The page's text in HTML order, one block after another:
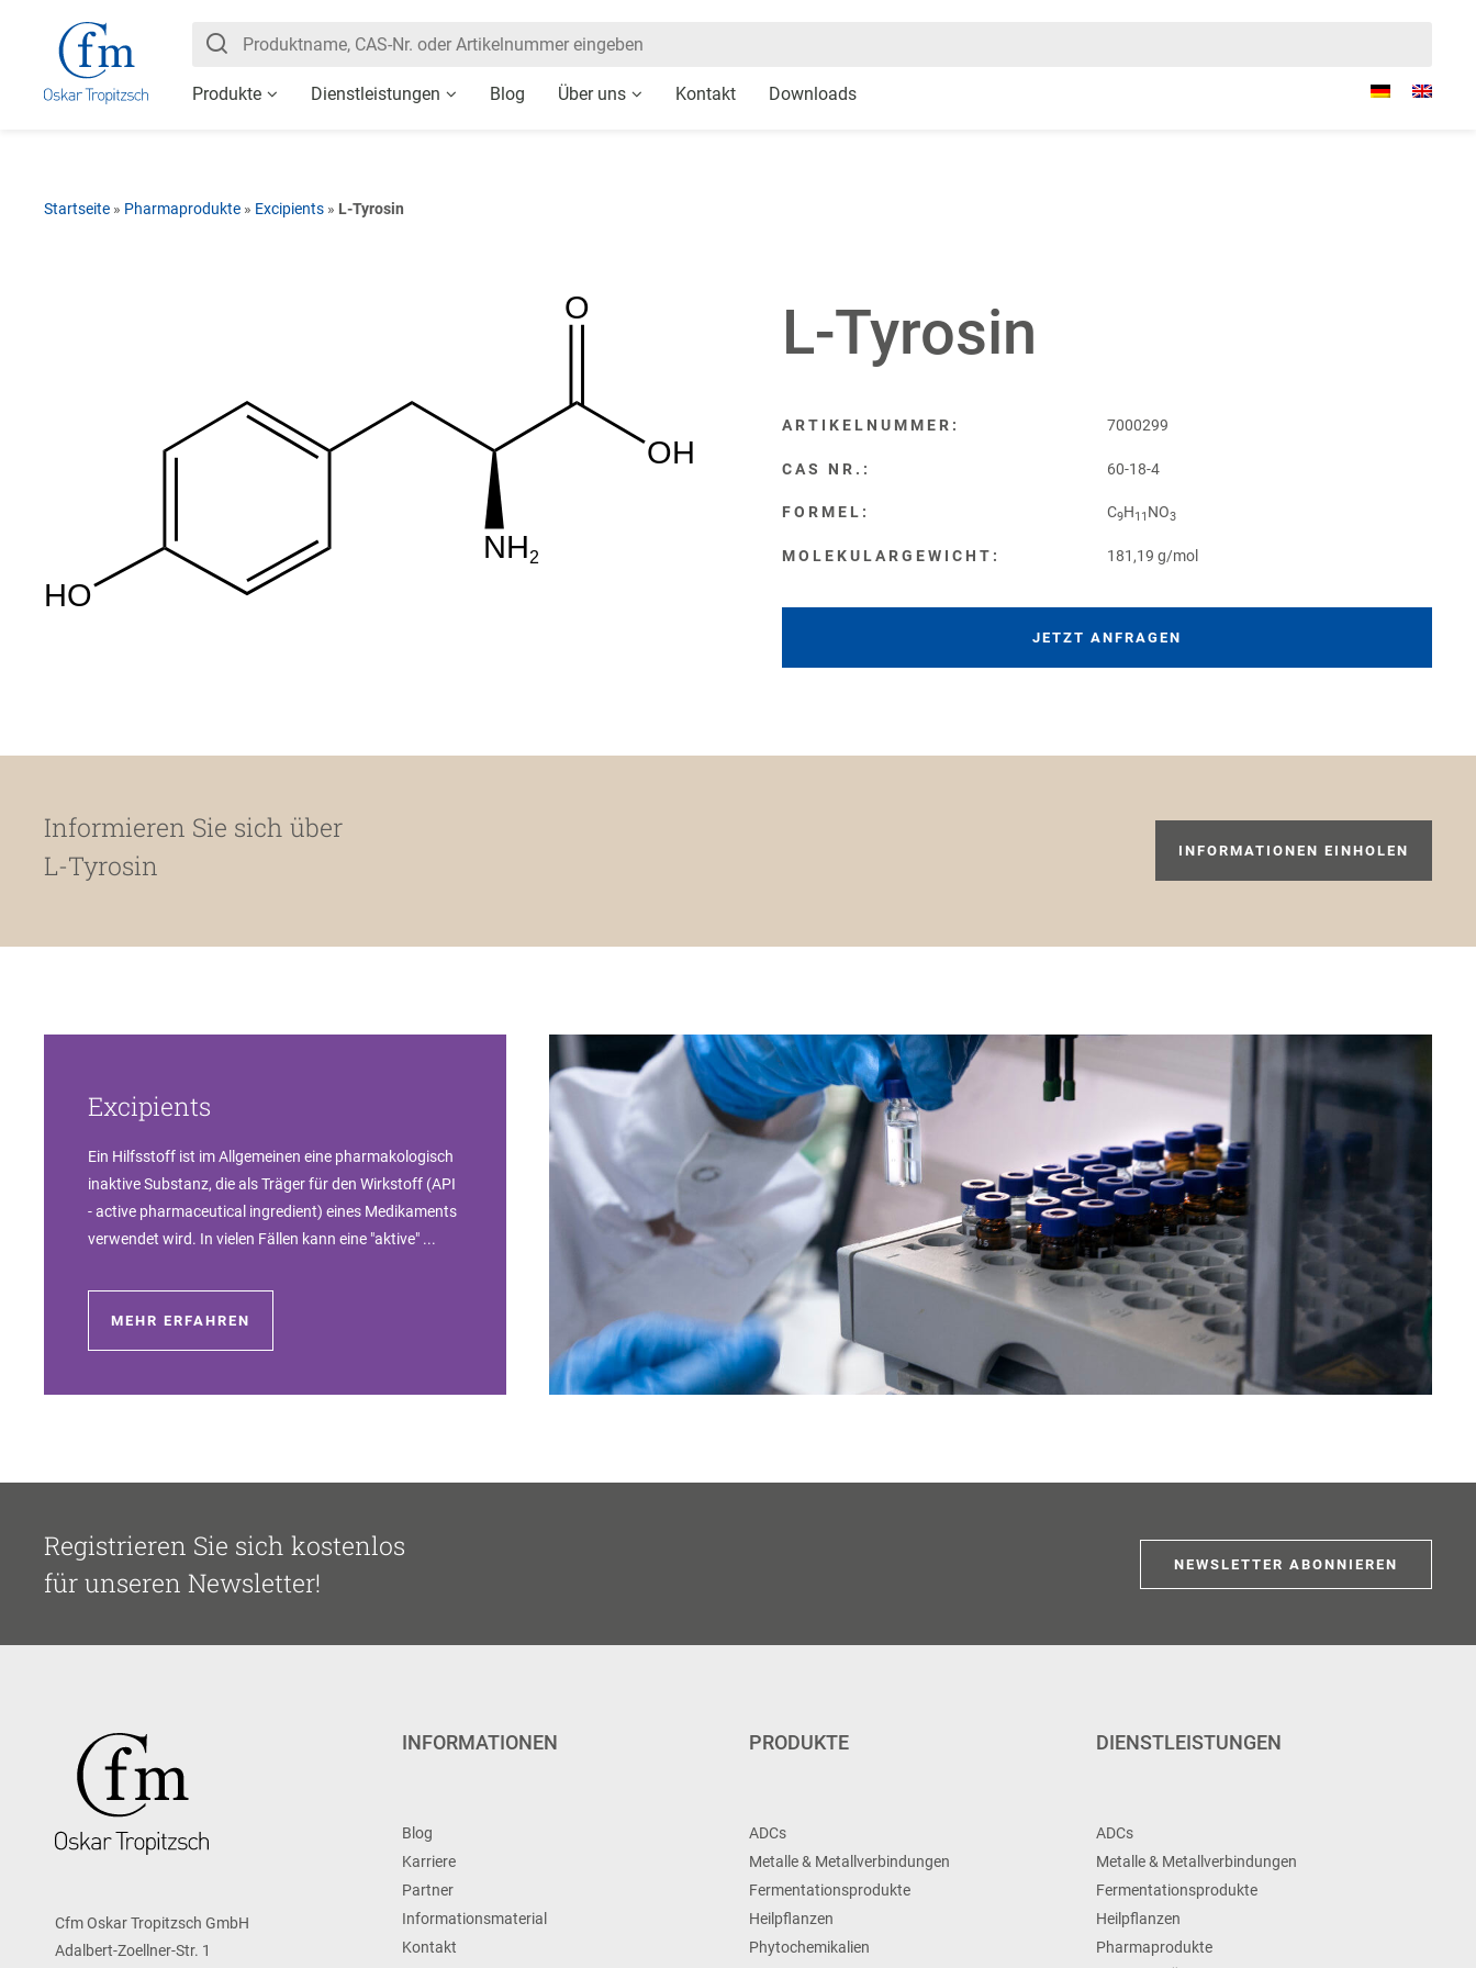
Produkte Dienstleistungen Blog Über uns Kontakt Downloads
Startseite » Pharmaprodukte » Excipients » L-Tyrosin
NH2
HO
OH
O L-Tyrosin
ARTIKELNUMMER: 7000299
CAS NR.: 60-18-4
FORMEL: C9H11 NO3
MOLEKULARGEWICHT: 181,19 g/mol
JETZT ANFRAGEN
Informieren Sie sich über
L-Tyrosin
INFORMATIONEN EINHOLEN
Excipients
Ein Hilfsstoff ist im Allgemeinen eine pharmakologisch
inaktive Substanz, die als Träger für den Wirkstoff (API
- active pharmaceutical ingredient) eines Medikaments
verwendet wird. In vielen Fällen kann eine "aktive" ...
MEHR ERFAHREN
Registrieren Sie sich kostenlos
für unseren Newsletter!
NEWSLETTER ABONNIEREN
Cfm Oskar Tropitzsch GmbH
Adalbert-Zoellner-Str. 1
INFORMATIONEN
Blog
Karriere
Partner
Informationsmaterial
Kontakt
PRODUKTE
ADCs
Metalle & Metallverbindungen
Fermentationsprodukte
Heilpflanzen
Phytochemikalien
DIENSTLEISTUNGEN
ADCs
Metalle & Metallverbindungen
Fermentationsprodukte
Heilpflanzen
Pharmaprodukte